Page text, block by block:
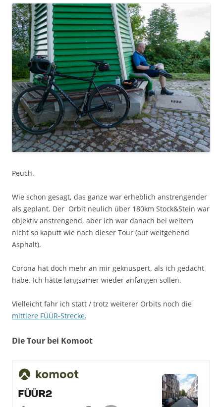
Peuch.
Wie schon gesagt, das ganze war erheblich anstrengender
als geplant. Der Orbit neulich über 180km Stock&Stein war
objektiv anstrengend, aber ich war danach bei weitem
nicht so kaputt wie nach dieser Tour (auf weitgehend
Asphalt).
Corona hat doch mehr an mir geknuspert, als ich gedacht
habe. Ich hätte langsamer wieder anfangen sollen.
Vielleicht fahr ich statt / trotz weiterer Orbits noch die
mittlere FÜÜR-Strecke.
Die Tour bei Komoot